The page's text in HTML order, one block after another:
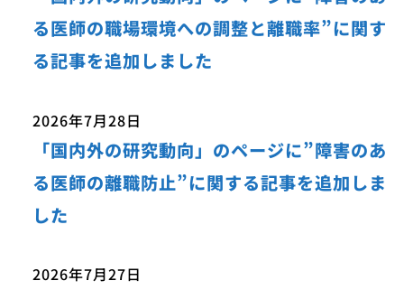
る医師の職場環境への調整と離職率”に関す
る記事を追加しました
2026年7月28日
「国内外の研究動向」のページに”障害のあ
る医師の離職防止”に関する記事を追加しま
した
2026年7月27日